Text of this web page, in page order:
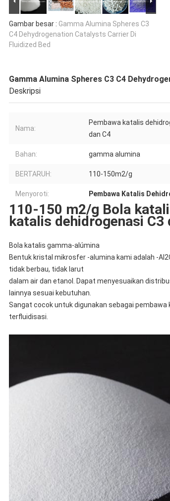
Gambar besar : Gamma Alumina Spheres C3
C4 Dehydrogenation Catalysts Carrier Di
Fluidized Bed
Gamma Alumina Spheres C3 C4
Deskripsi
Nama:
Pembawa katalis
dan C4
Bahan: gamma alumina
BERTARUH: 110-150m2/g
Menyoroti: Pembawa Katalis
110-150 m2/g Bola
katalis dehidrogenasi
Bola katalis gamma-alúmina
Bentuk kristal mikrosfer -alumina kami adalah -
tidak berbau, tidak larut
dalam air dan etanol. Dapat menyesuaikan
lainnya sesuai kebutuhan.
Sangat cocok untuk digunakan sebagai
terfluidisasi.